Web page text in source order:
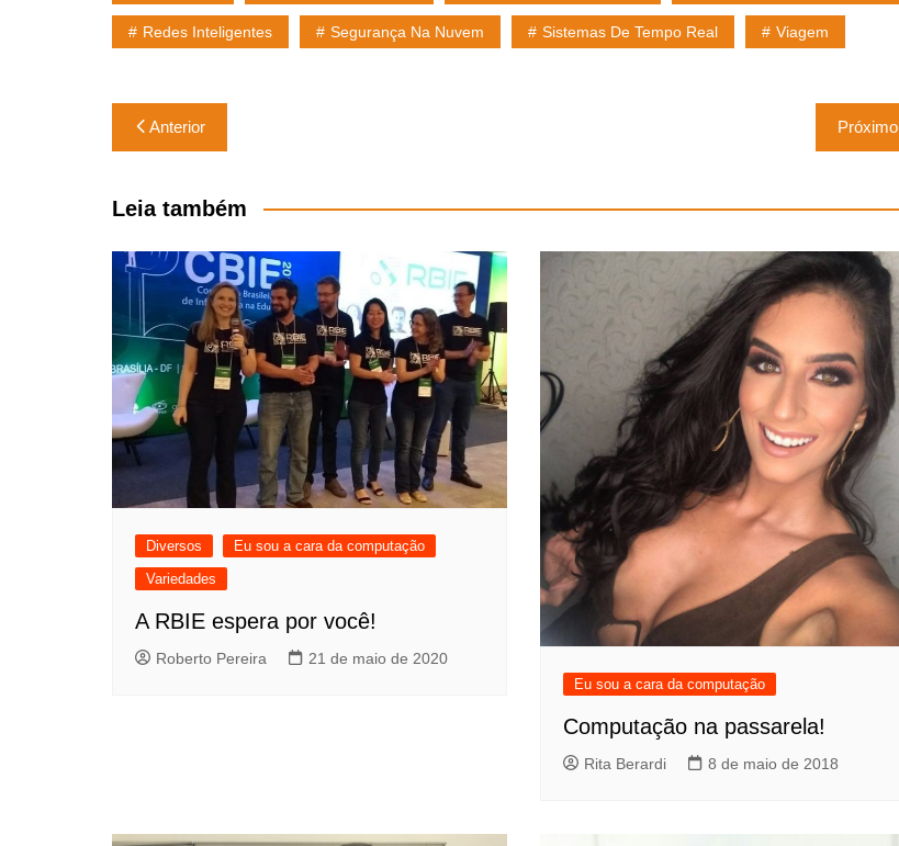
Redes Inteligentes Segurança Na Nuvem Sistemas De Tempo Real Viagem
Navegação
de
Post
Anterior Próximo
Leia também
Diversos
Eu sou a cara da computação
Variedades
A RBIE espera por você!
Roberto Pereira 21 de maio de 2020
Eu sou a cara da computação
Computação na passarela!
Rita Berardi 8 de maio de 2018